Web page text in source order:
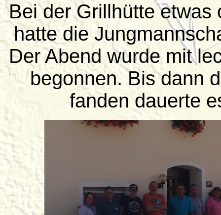
Bei der Grillhütte etwas
hatte die
Der Abend wurde mit
begonnen. Bis dann
fanden dauerte